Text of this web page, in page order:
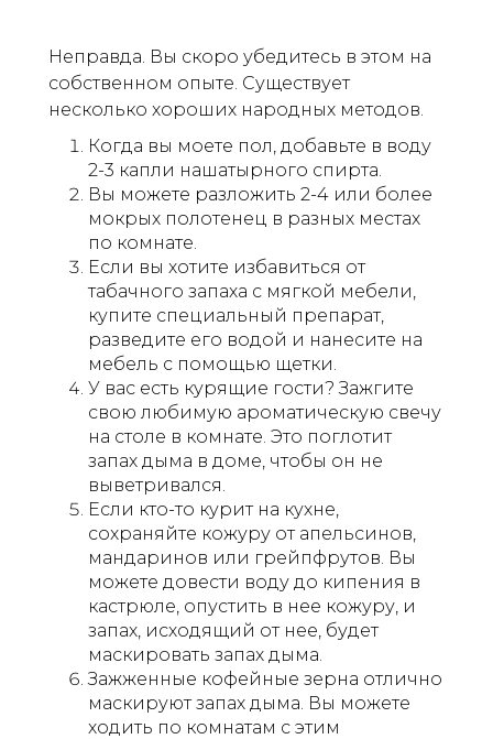
Неправда. Вы скоро убедитесь в этом на
собственном опыте. Существует
несколько хороших народных методов.
Когда вы моете пол, добавьте в воду
2-3 капли нашатырного спирта.
Вы можете разложить 2-4 или более
мокрых полотенец в разных местах
по комнате.
Если вы хотите избавиться от
табачного запаха с мягкой мебели,
купите специальный препарат,
разведите его водой и нанесите на
мебель с помощью щетки.
У вас есть курящие гости? Зажгите
свою любимую ароматическую свечу
на столе в комнате. Это поглотит
запах дыма в доме, чтобы он не
выветривался.
Если кто-то курит на кухне,
сохраняйте кожуру от апельсинов,
мандаринов или грейпфрутов. Вы
можете довести воду до кипения в
кастрюле, опустить в нее кожуру, и
запах, исходящий от нее, будет
маскировать запах дыма.
Зажженные кофейные зерна отлично
маскируют запах дыма. Вы можете
ходить по комнатам с этим